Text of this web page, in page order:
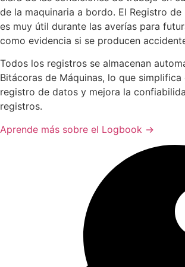
de la maquinaria a bordo. El Registro de
es muy útil durante las averías para
como evidencia si se producen
Todos los registros se almacenan
Bitácoras de Máquinas, lo que
registro de datos y mejora la
registros.
Aprende más sobre el Logbook →